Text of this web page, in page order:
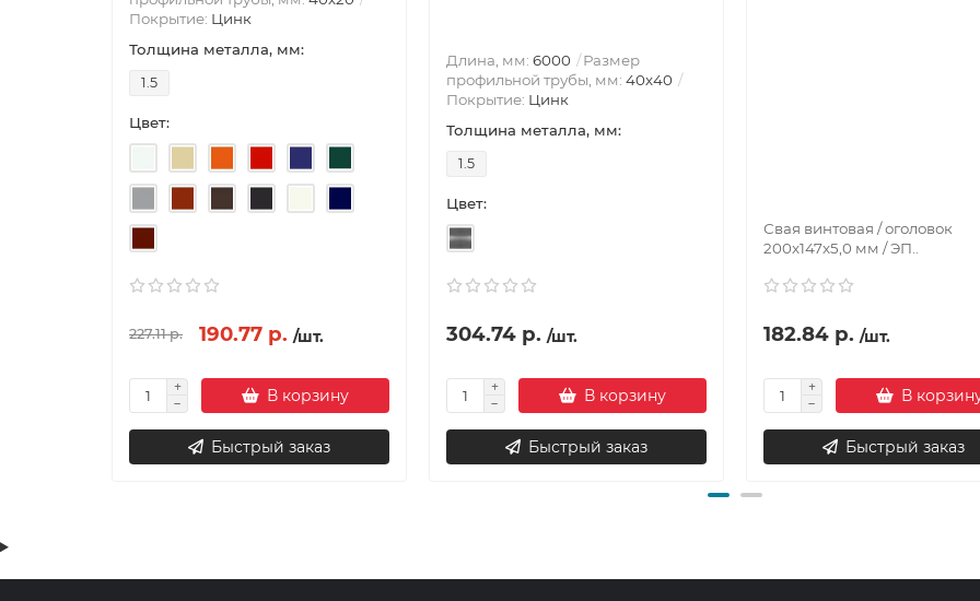
Покрытие: Цинк
Толщина металла, мм:
1.5
Цвет:
227.11 р. 190.77 р. /шт.
В корзину
Быстрый заказ
Длина, мм: 6000
Размер
профильной трубы, мм: 40х40
Покрытие: Цинк
Толщина металла, мм:
1.5
Цвет:
304.74 р. /шт.
В корзину
Быстрый заказ
Свая винтовая / оголовок
200x147x5,0 мм / ЭП..
182.84 р. /шт.
В
Быстрый заказ